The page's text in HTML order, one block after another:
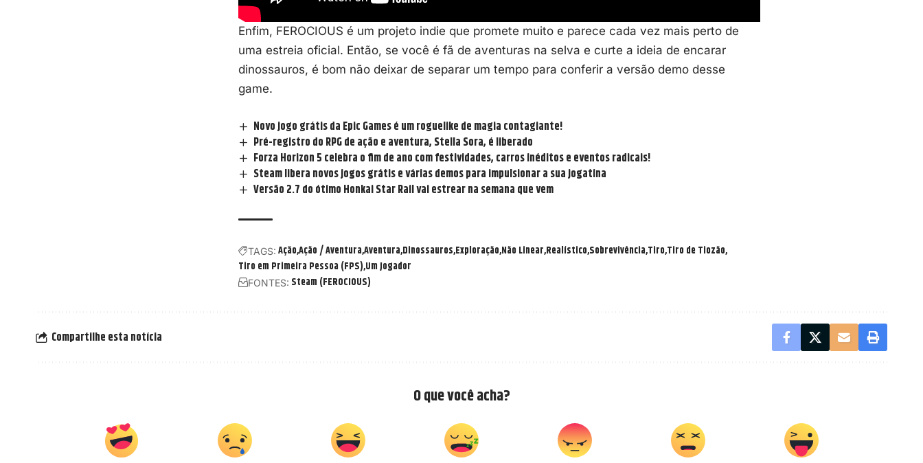
Enfim, FEROCIOUS é um projeto indie que promete muito e parece cada vez mais perto de
uma estreia oficial. Então, se você é fã de aventuras na selva e curte a ideia de encarar
dinossauros, é bom não deixar de separar um tempo para conferir a versão demo desse
game.
Novo jogo grátis da Epic Games é um roguelike de magia contagiante!
Pré-registro do RPG de ação e aventura, Stella Sora, é liberado
Forza Horizon 5 celebra o fim de ano com festividades, carros inéditos e eventos radicais!
Steam libera novos jogos grátis e várias demos para impulsionar a sua jogatina
Versão 2.7 do ótimo Honkai Star Rail vai estrear na semana que vem
TAGS: AçãoAção / AventuraAventuraDinossaurosExploraçãoNão LinearRealísticoSobrevivênciaTiroTiro de Tiozão
Tiro em Primeira Pessoa (FPS)Um Jogador
FONTES: Steam (FEROCIOUS)
Compartilhe esta notícia
O que você acha?